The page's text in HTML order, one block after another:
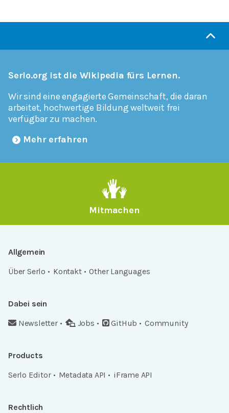
Serlo.org ist die Wikipedia fürs Lernen.
Wir sind eine engagierte Gemeinschaft, die daran
arbeitet, hochwertige Bildung weltweit frei
verfügbar zu machen.
Mehr erfahren
Mitmachen
Allgemein
Über Serlo
Kontakt Other Languages
Dabei sein
Newsletter
Jobs GitHub Community
Products
Serlo Editor
Metadata API iFrame API
Rechtlich